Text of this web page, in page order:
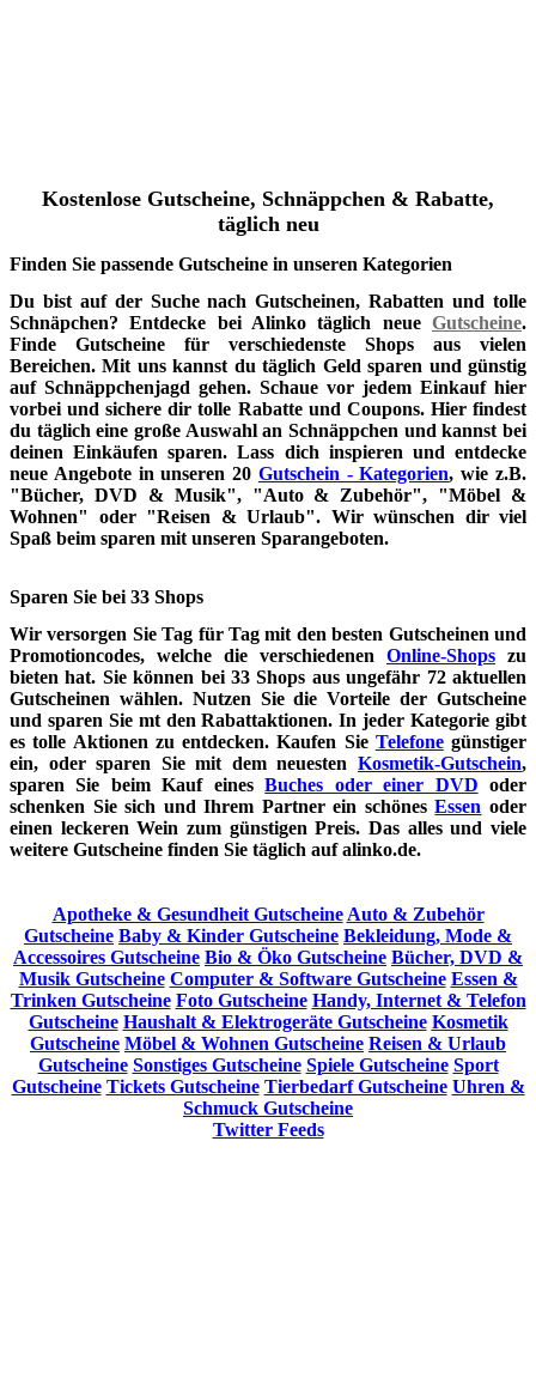
Kostenlose Gutscheine, Schnäppchen & Rabatte,
täglich neu
Finden Sie passende Gutscheine in unseren Kategorien
Du bist auf der Suche nachGutscheinen, Rabatten und tolle
Schnäpchen? Entdecke bei Alinko täglich neue Gutscheine.
Finde Gutscheine für verschiedenste Shops aus vielen
Bereichen. Mit uns kannst du täglich Geld sparen und günstig
auf Schnäppchenjagd gehen. Schaue vor jedem Einkauf hier
vorbei und sichere dir tolle Rabatte und Coupons. Hier findest
du täglich eine große Auswahl an Schnäppchen und kannst bei
deinen Einkäufen sparen. Lass dich inspieren und entdecke
neue Angebote in unseren 20 Gutschein - Kategorien, wie z.B.
"Bücher, DVD & Musik", "Auto & Zubehör", "Möbel &
Wohnen" oder "Reisen & Urlaub". Wir wünschen dir viel
Spaß beim sparen mit unseren Sparangeboten.
Sparen Sie bei 33 Shops
Wir versorgen Sie Tag für Tag mit den besten Gutscheinen und
Promotioncodes, welche die verschiedenen Online-Shops zu
bieten hat. Sie können bei 33 Shops aus ungefähr 72 aktuellen
Gutscheinen wählen. Nutzen Sie die Vorteile der Gutscheine
und sparen Sie mt den Rabattaktionen. In jeder Kategorie gibt
es tolle Aktionen zu entdecken. Kaufen Sie Telefonegünstiger
ein, oder sparen Sie mit dem neuesten Kosmetik-Gutschein,
sparen Sie beim Kauf einesBuches oder einer DVD oder
schenken Sie sich und Ihrem Partner ein schönesEssen oder
einen leckeren Wein zum günstigen Preis. Das alles und viele
weitere Gutscheine finden Sie täglich auf alinko.de.
Apotheke & Gesundheit Gutscheine Auto & Zubehör
Gutscheine Baby & Kinder Gutscheine Bekleidung, Mode &
Accessoires Gutscheine Bio & Öko Gutscheine Bücher, DVD &
Musik Gutscheine Computer & Software Gutscheine Essen &
Trinken Gutscheine Foto Gutscheine Handy, Internet & Telefon
Gutscheine Haushalt & Elektrogeräte Gutscheine Kosmetik
Gutscheine Möbel & Wohnen Gutscheine Reisen & Urlaub
Gutscheine Sonstiges Gutscheine Spiele Gutscheine Sport
Gutscheine Tickets Gutscheine Tierbedarf Gutscheine Uhren &
Schmuck Gutscheine
Twitter Feeds